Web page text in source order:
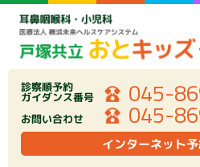
診察順予約
ガイダンス番号 045-
お問い合わせ 045-
インターネット